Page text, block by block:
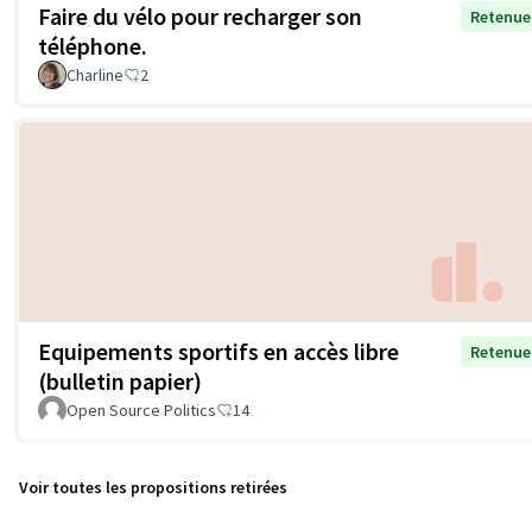
Faire du vélo pour recharger son
téléphone.
Retenue
Charline 2
Equipements sportifs en accès libre
(bulletin papier)
Retenue
Open Source Politics 14
Voir toutes les propositions retirées